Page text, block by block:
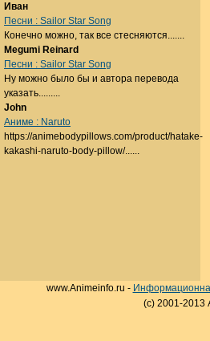
Иван
Песни : Sailor Star Song
Конечно можно, так все стесняются.......
Megumi Reinard
Песни : Sailor Star Song
Ну можно было бы и автора перевода
указать.........
John
Аниме : Naruto
https://animebodypillows.com/product/hatake-
kakashi-naruto-body-pillow/......
www.Animeinfo.ru -
(c) 2001-2013